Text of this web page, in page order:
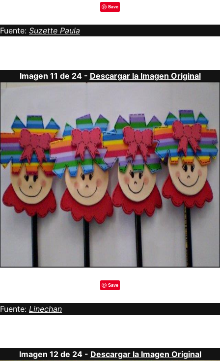
Save
Fuente: Suzette Paula
Imagen 11 de 24 - Descargar la Imagen Original
Save
Fuente: Linechan
Imagen 12 de 24 - Descargar la Imagen Original